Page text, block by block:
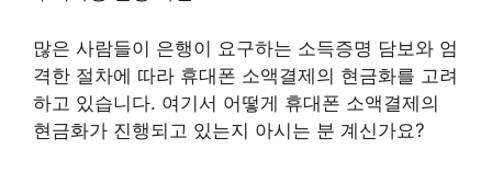
많은 사람들이 은행이 요구하는 소득증명 담보와 엄
격한 절차에 따라 휴대폰 소액결제의 현금화를 고려
하고 있습니다. 여기서 어떻게 휴대폰 소액결제의
현금화가 진행되고 있는지 아시는 분 계신가요?